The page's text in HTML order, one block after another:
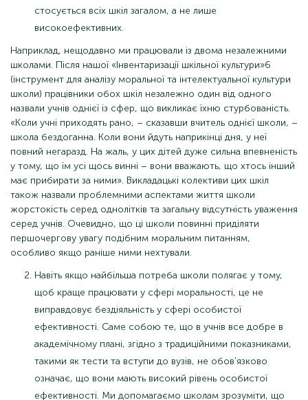
стосується всіх шкіл загалом, а не лише
високоефективних.
Наприклад, нещодавно ми працювали із двома незалежними
школами. Після нашої «Інвентаризації шкільної культури»6
(інструмент для аналізу моральної та інтелектуальної культури
школи) працівники обох шкіл незалежно один від одного
назвали учнів однієї із сфер, що викликає їхню стурбованість.
«Коли учні приходять рано, – сказавши вчитель однієї школи, –
школа бездоганна. Коли вони йдуть наприкінці дня, у неї
повний негаразд. На жаль, у цих дітей дуже сильна впевненість
у тому, що їм усі щось винні – вони вважають, що хтось інший
має прибирати за ними». Викладацькі колективи цих шкіл
також назвали проблемними аспектами життя школи
жорстокість серед однолітків та загальну відсутність уваження
серед учнів. Очевидно, що ці школи повинні приділяти
першочергову увагу подібним моральним питанням,
особливо якщо раніше ними нехтували.
Навіть якщо найбільша потреба школи полягає у тому,
щоб краще працювати у сфері моральності, це не
виправдовує бездіяльність у сфері особистої
ефективності. Саме собою те, що в учнів все добре в
академічному плані, згідно з традиційними показниками,
такими як тести та вступи до вузів, не обов'язково
означає, що вони мають високий рівень особистої
ефективності. Ми допомагаємо школам зрозуміти, що